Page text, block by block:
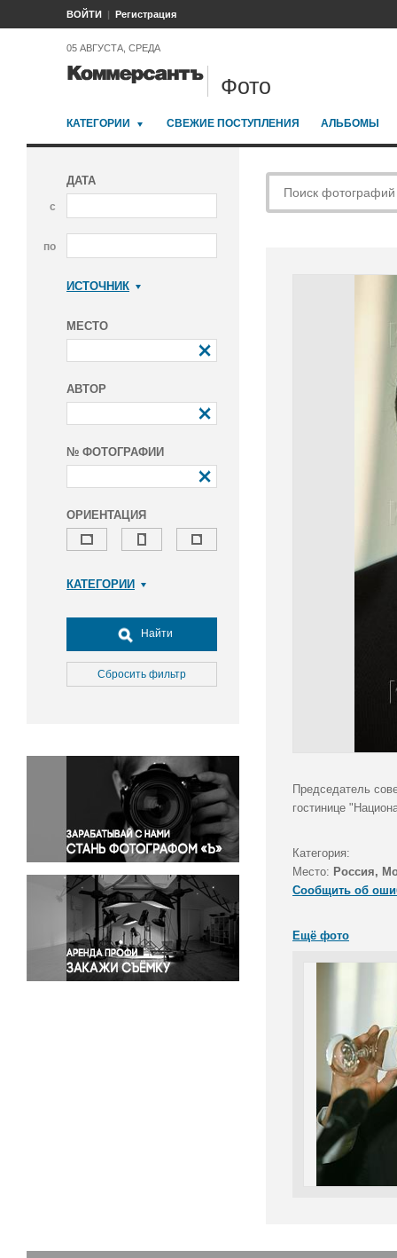
ВОЙТИ Регистрация
05 АВГУСТА, СРЕДА
Фото
КАТЕГОРИИ СВЕЖИЕ ПОСТУПЛЕНИЯ АЛЬБОМЫ
ДАТА
с
по
ИСТОЧНИК
МЕСТО
АВТОР
№ ФОТОГРАФИИ
ОРИЕНТАЦИЯ
КАТЕГОРИИ
Досуг, туризм и отдых
Культура
Медицина
Окружающая среда
Политика
Правосудие
Происшествия и конфликты
Религия
Светская жизнь
Спорт
Экология
Экономика и бизнес
Найти
Сбросить фильтр
Председатель
гостинице
Категория:
Место: Россия,
Сообщить об
Ещё фото